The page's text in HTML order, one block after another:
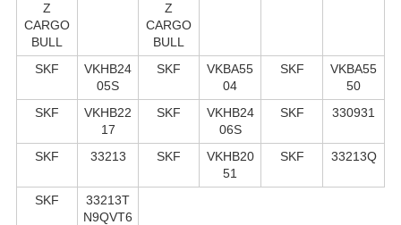
Z
CARGO
BULL
Z
CARGO
BULL
SKF
VKHB24
05S
SKF
VKBA55
04
SKF
VKBA55
50
SKF
VKHB22
17
SKF
VKHB24
06S
SKF 330931
SKF 33213 SKF
VKHB20
51
SKF 33213Q
SKF
33213T
N9QVT6